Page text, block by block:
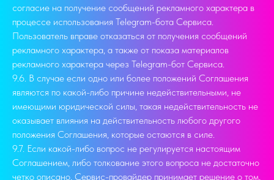
согласие на получение сообщений рекламного характера в
процессе использования Telegram-бота Сервиса.
Пользователь вправе отказаться от получения сообщений
рекламного характера, а также от показа материалов
рекламного характера через Telegram-бот Сервиса.
9.6. В случае если одно или более положений Соглашения
являются по какой-либо причине недействительными, не
имеющими юридической силы, такая недействительность не
оказывает влияния на действительность любого другого
положения Соглашения, которые остаются в силе.
9.7. Если какой-либо вопрос не регулируется настоящим
Соглашением, либо толкование этого вопроса не достаточно
четко описано, Сервис-провайдер принимает решение о том,